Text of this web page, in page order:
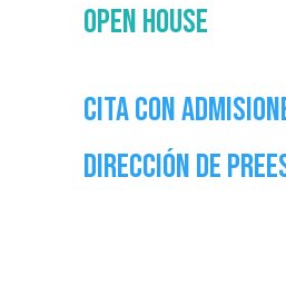
Open House
Cita con
dirección de